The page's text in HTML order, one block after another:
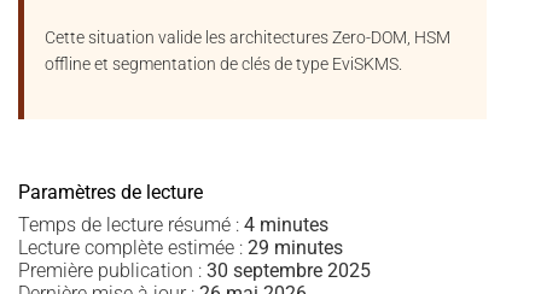
Cette situation valide les architectures Zero-DOM, HSM
offline et segmentation de clés de type EviSKMS.
Paramètres de lecture
Temps de lecture résumé : 4 minutes
Lecture complète estimée : 29 minutes
Première publication : 30 septembre 2025